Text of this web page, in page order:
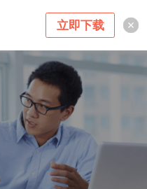
立即下载